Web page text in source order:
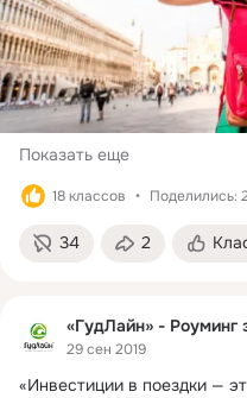
Показать еще
18 классов Поделились:
34 2
29 сен 2019
«Инвестиции в поездки —